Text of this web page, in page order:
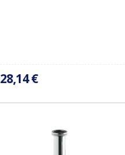
28,14 €